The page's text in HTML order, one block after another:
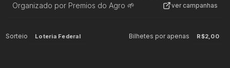
Organizado por Premios do Agro 🌱 ver campanhas
Sorteio Loteria Federal Bilhetes por apenas R$2,00